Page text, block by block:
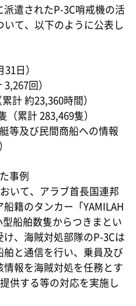
派遣されたP-3C哨戒機の活
て、以下のように公表し
日）
回）
計 約23,360時間）
（累計 283,469隻）
等及び民間商船への情報
事例
いて、アラブ首長国連邦
籍のタンカー「YAMILAH
船舶数隻からつきまとい
、海賊対処部隊のP-3Cは
と通信を行い、乗員及び
報を海賊対処を任務とす
供する等の対応を実施し